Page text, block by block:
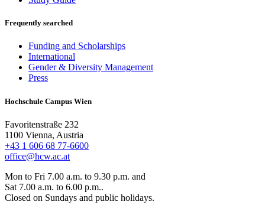
Frequently searched
Funding and Scholarships
International
Gender & Diversity Management
Press
Hochschule Campus Wien
Favoritenstraße 232
1100 Vienna, Austria
+43 1 606 68 77-6600
office@hcw.ac.at
Mon to Fri 7.00 a.m. to 9.30 p.m. and
Sat 7.00 a.m. to 6.00 p.m..
Closed on Sundays and public holidays.